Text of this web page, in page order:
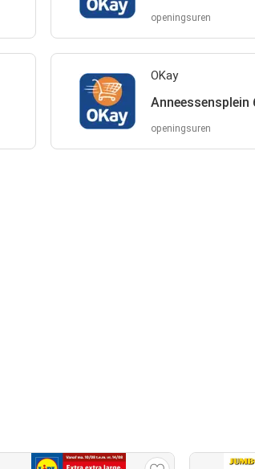
openingsuren
OKay
Anneessensplein
openingsuren